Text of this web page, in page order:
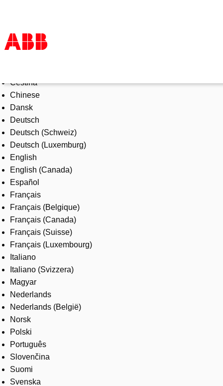
Tuotteet ja järjestelmät
Toimialat
Palvelut
ABB lyhyesti
Mistä ostaa
Ota yhteyttä
ABB-uralle
Čeština
Chinese
Dansk
Deutsch
Deutsch (Schweiz)
Deutsch (Luxemburg)
English
English (Canada)
Español
Français
Français (Belgique)
Français (Canada)
Français (Suisse)
Français (Luxembourg)
Italiano
Italiano (Svizzera)
Magyar
Nederlands
Nederlands (België)
Norsk
Polski
Português
Slovenčina
Suomi
Svenska